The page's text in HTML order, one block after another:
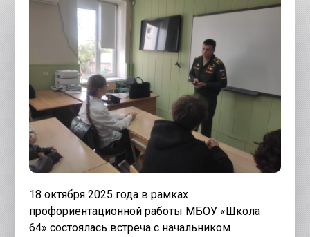
18 октября 2025 года в рамках
профориентационной работы МБОУ «Школа
64» состоялась встреча с начальником